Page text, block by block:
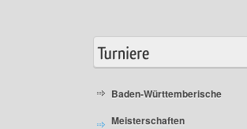
Baden-Württemberische
Meisterschaften